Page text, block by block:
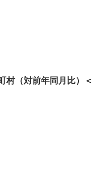
村（対前年同月比）＜